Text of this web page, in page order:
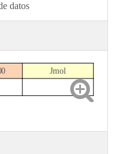
datos
Jmol